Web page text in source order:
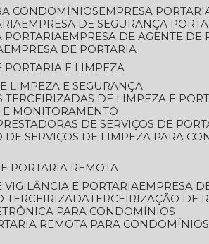
CONDOMÍNIOS
EMPRESA
EMPRESA DE SEGURANÇA
PORTARIA
EMPRESA DE AGENTE DE
EMPRESA DE PORTARIA
PORTARIA E LIMPEZA
LIMPEZA E SEGURANÇA
TERCEIRIZADAS DE LIMPEZA E
E MONITORAMENTO
DE SERVIÇOS DE
DE SERVIÇOS DE LIMPEZA PARA
PORTARIA REMOTA
VIGILÂNCIA E PORTARIA
EMPRESA
TERCEIRIZADA TERCEIRIZAÇÃO DE
PARA CONDOMÍNIOS
REMOTA PARA